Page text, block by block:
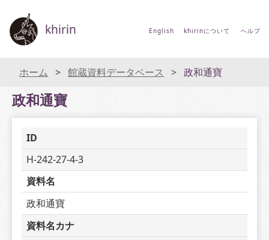
khirin English khirinについて ヘルプ
ホーム 館蔵資料データベース 政和通寶
政和通寶
ID
H-242-27-4-3
資料名
政和通寶
資料名カナ